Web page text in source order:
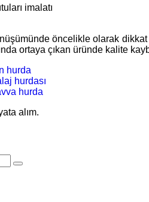
imalatı
öncelikle olarak dikkat
ortaya çıkan üründe kalite
hurda
hurdası
hurda
alım.